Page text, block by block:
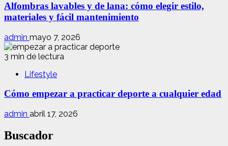
Alfombras lavables y de lana: cómo elegir estilo,
materiales y fácil mantenimiento
admin mayo 7, 2026
3 min de lectura
Lifestyle
Cómo empezar a practicar deporte a cualquier edad
admin abril 17, 2026
Buscador